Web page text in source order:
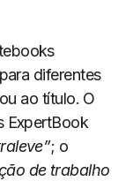
diferentes
ao título. O
ExpertBook
; o
de trabalho